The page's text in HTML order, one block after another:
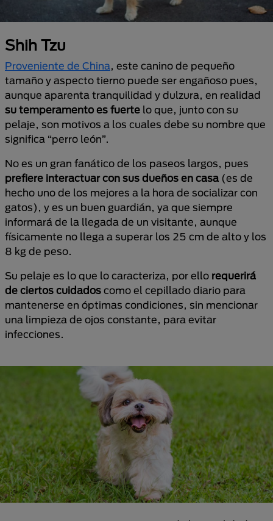
Shih Tzu
Proveniente de China, este canino de pequeño
tamaño y aspecto tierno puede ser engañoso pues,
aunque aparenta tranquilidad y dulzura, en realidad
su temperamento es fuerte lo que, junto con su
pelaje, son motivos a los cuales debe su nombre que
significa “perro león”.
No es un gran fanático de los paseos largos, pues
prefiere interactuar con sus dueños en casa (es de
hecho uno de los mejores a la hora de socializar con
gatos), y es un buen guardián, ya que siempre
informará de la llegada de un visitante, aunque
físicamente no llega a superar los 25 cm de alto y los
8 kg de peso.
Su pelaje es lo que lo caracteriza, por ello requerirá
de ciertos cuidados como el cepillado diario para
mantenerse en óptimas condiciones, sin mencionar
una limpieza de ojos constante, para evitar
infecciones.